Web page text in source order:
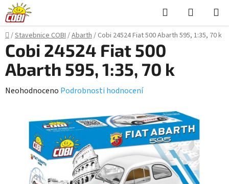
Přejít
na
obsah
Hledat
KOŠÍK
Domů
/Stavebnice COBI/Abarth/ Cobi 24524 Fiat 500 Abarth 595, 1:35, 70 k
Cobi 24524 Fiat 500
Abarth 595, 1:35, 70 k
Průměrné
Neohodnoceno Podrobnosti hodnocení